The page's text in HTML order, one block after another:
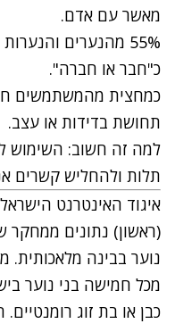
מאשר עם אדם.
55% מהנערים
כ"חבר או חברה".
כמחצית מהמשתמשים
תחושת בדידות או עצב.
למה זה חשוב: השימוש
תלות ולהחליש קשרים
איגוד האינטרנט
(ראשון) נתונים ממחקר
נוער בבינה